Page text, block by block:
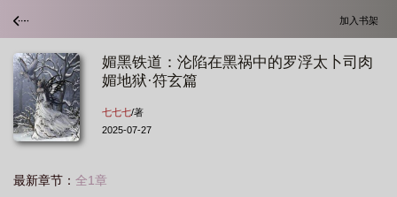
加入书架
媚黑铁道：沦陷在黑祸中的罗浮太卜司肉
媚地狱·符玄篇
七七七/著
2025-07-27
最新章节： 全1章